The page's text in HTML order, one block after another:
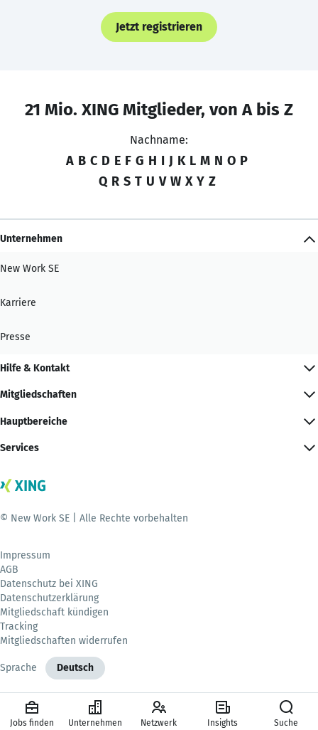
Jetzt registrieren
21 Mio. XING Mitglieder, von A bis Z
Nachname:
A B C D E F G H I J K L M N O P
Q R S T U V W X Y Z
Unternehmen
New Work SE
Karriere
Presse
Hilfe & Kontakt
Mitgliedschaften
Hauptbereiche
Services
© New Work SE | Alle Rechte vorbehalten
Impressum
AGB
Datenschutz bei XING
Datenschutzerklärung
Mitgliedschaft kündigen
Tracking
Mitgliedschaften widerrufen
Sprache Deutsch
Jobs finden Unternehmen Netzwerk Insights Suche